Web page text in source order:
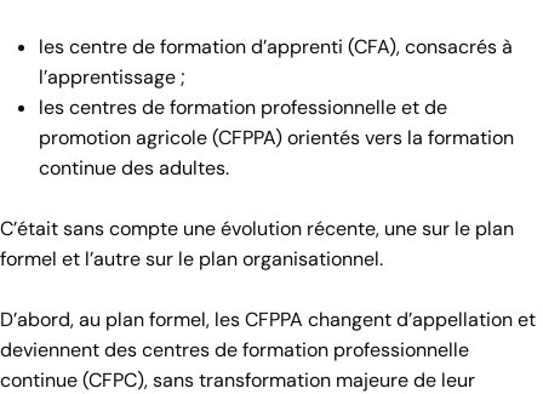
les centre de formation d’apprenti (CFA), consacrés à
l’apprentissage ;
les centres de formation professionnelle et de
promotion agricole (CFPPA) orientés vers la formation
continue des adultes.
C’était sans compte une évolution récente, une sur le plan
formel et l’autre sur le plan organisationnel.
D’abord, au plan formel, les CFPPA changent d’appellation et
deviennent des centres de formation professionnelle
continue (CFPC), sans transformation majeure de leur